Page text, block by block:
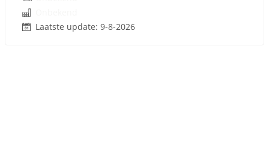
Laatste update: 9-8-2026